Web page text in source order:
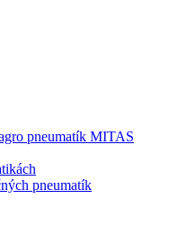
pneumatík MITAS
pneumatík